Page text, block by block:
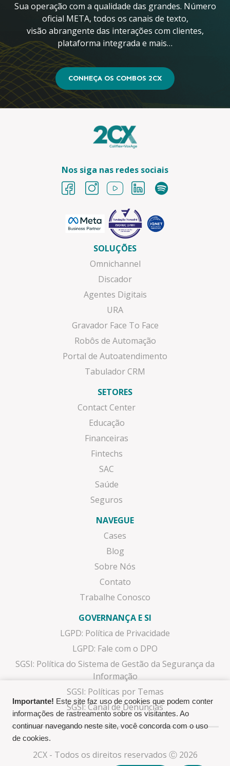
Sua operação com a qualidade das grandes. Número
oficial META, todos os canais de texto,
visão abrangente das interações com clientes,
plataforma integrada e mais…
CONHEÇA OS COMBOS 2CX
Nos siga nas redes sociais
SOLUÇÕES
Omnichannel
Discador
Agentes Digitais
URA
Gravador Face To Face
Robôs de Automação
Portal de Autoatendimento
Tabulador CRM
SETORES
Contact Center
Educação
Financeiras
Fintechs
SAC
Saúde
Seguros
NAVEGUE
Cases
Blog
Sobre Nós
Contato
Trabalhe Conosco
GOVERNANÇA E SI
LGPD: Política de Privacidade
LGPD: Fale com o DPO
SGSI: Política do Sistema de Gestão da Segurança da
Informação
SGSI: Políticas por Temas
SGSI: Canal de Denúncias
2CX - Todos os direitos reservados Ⓒ 2026
Importante! Este site faz uso de cookies que podem conter
informações de rastreamento sobre os visitantes. Ao
continuar navegando neste site, você concorda com o uso
de cookies.